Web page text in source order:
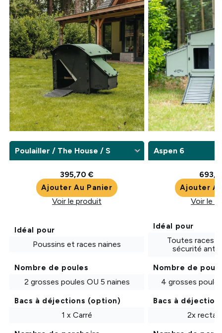
Choisir une variante pour Poulailler plastique
395,70 €
Ajouter Au Panier
Voir le produit
Choisir une
Ajouter
Voir le
Idéal pour
Poussins et races naines
Idéal pour
Toutes races
sécurité anti-
Nombre de poules
2 grosses poules OU 5 naines
Nombre de
4 grosses
Bacs à déjections (option)
1 x Carré
Bacs à
2x